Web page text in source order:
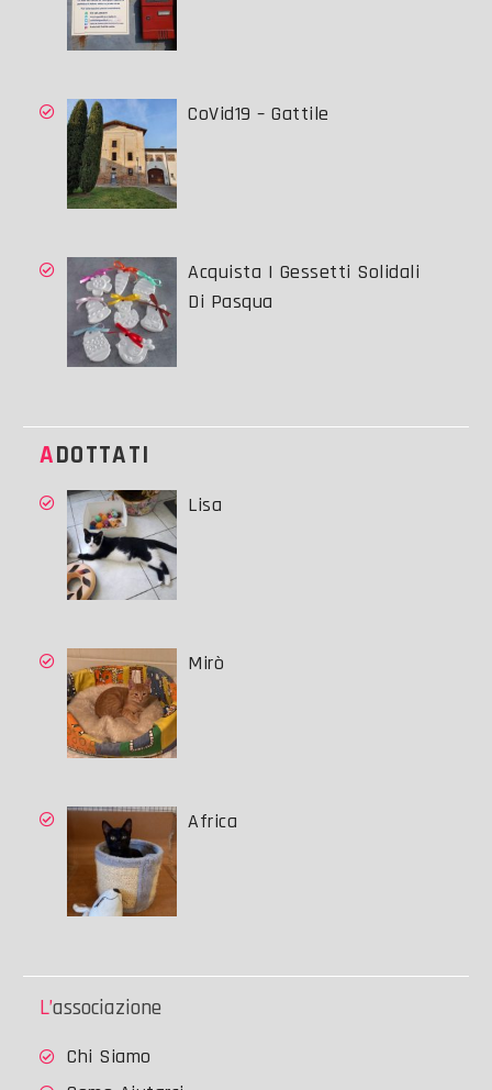
CoVid19 – Gattile
Acquista I Gessetti Solidali
Di Pasqua
ADOTTATI
Lisa
Mirò
Africa
L’associazione
Chi Siamo